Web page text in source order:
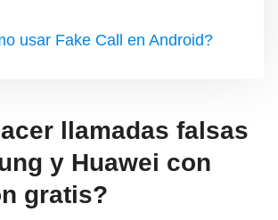
usar Fake Call en Android?
llamadas falsas
y Huawei con
gratis?